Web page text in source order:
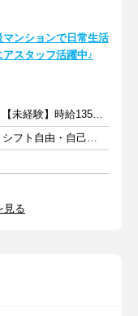
マンションで日常生活
スタッフ活躍中♪
【経験者】時給1400円～【未経験】時給1350円～ ※交通費全額
週2日以上 1日4時間以上 シフト自由・自己申告
見る